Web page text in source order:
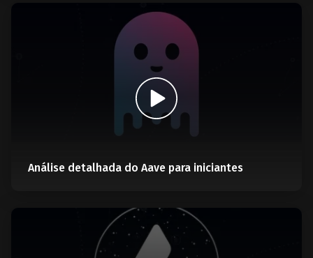
Análise detalhada do Aave para iniciantes